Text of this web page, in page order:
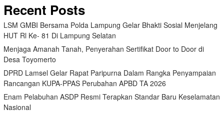
Recent Posts
LSM GMBI Bersama Polda Lampung Gelar Bhakti Sosial Menjelang
HUT Rl Ke- 81 Di Lampung Selatan
Menjaga Amanah Tanah, Penyerahan Sertifikat Door to Door di
Desa Toyomerto
DPRD Lamsel Gelar Rapat Paripurna Dalam Rangka Penyampaian
Rancangan KUPA-PPAS Perubahan APBD TA 2026
Enam Pelabuhan ASDP Resmi Terapkan Standar Baru Keselamatan
Nasional